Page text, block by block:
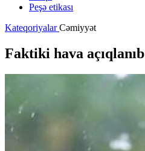
Peşə etikası
KateqoriyalarCəmiyyət
Faktiki hava açıqlanıb